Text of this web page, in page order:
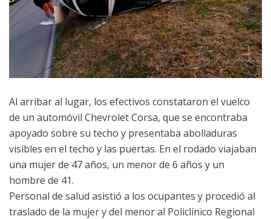
Al arribar al lugar, los efectivos constataron el vuelco
de un automóvil Chevrolet Corsa, que se encontraba
apoyado sobre su techo y presentaba abolladuras
visibles en el techo y las puertas. En el rodado viajaban
una mujer de 47 años, un menor de 6 años y un
hombre de 41.
Personal de salud asistió a los ocupantes y procedió al
traslado de la mujer y del menor al Policlínico Regional